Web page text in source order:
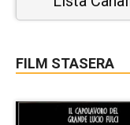
FILM STASERA